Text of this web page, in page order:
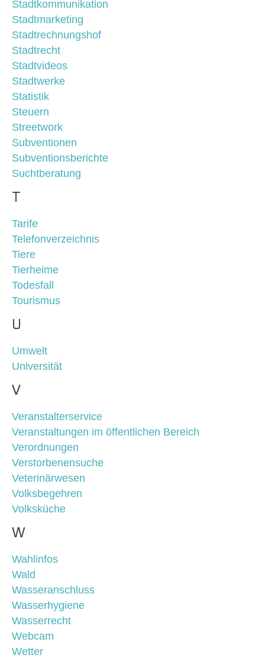
Stadtkommunikation
Stadtmarketing
Stadtrechnungshof
Stadtrecht
Stadtvideos
Stadtwerke
Statistik
Steuern
Streetwork
Subventionen
Subventionsberichte
Suchtberatung
Tarife
Telefonverzeichnis
Tiere
Tierheime
Todesfall
Tourismus
U
Umwelt
Universität
V
Veranstalterservice
Veranstaltungen im öffentlichen Bereich
Verordnungen
Verstorbenensuche
Veterinärwesen
Volksbegehren
Volksküche
W
Wahlinfos
Wald
Wasseranschluss
Wasserhygiene
Wasserrecht
Webcam
Wetter